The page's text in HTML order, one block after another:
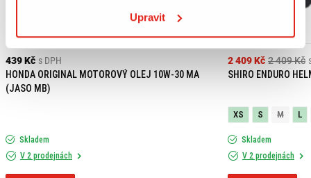
Upravit
439 Kč s DPH
HONDA ORIGINAL MOTOROVÝ OLEJ 10W-30 MA
(JASO MB)
Skladem
V 2 prodejnách
2 409 Kč
2 409 Kč
SHIRO ENDURO
XS S M L
Skladem
V 2 prodejnách